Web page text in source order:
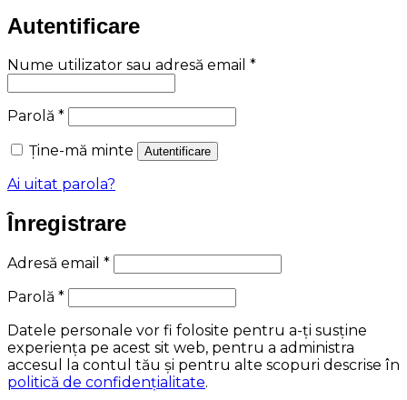
Autentificare
Nume utilizator sau adresă email *Obligatoriu
Parolă *Obligatoriu
Ține-mă minte Autentificare
Ai uitat parola?
Înregistrare
Adresă email *Obligatoriu
Parolă *Obligatoriu
Datele personale vor fi folosite pentru a-ți susține
experiența pe acest sit web, pentru a administra
accesul la contul tău și pentru alte scopuri descrise în
politică de confidențialitate.